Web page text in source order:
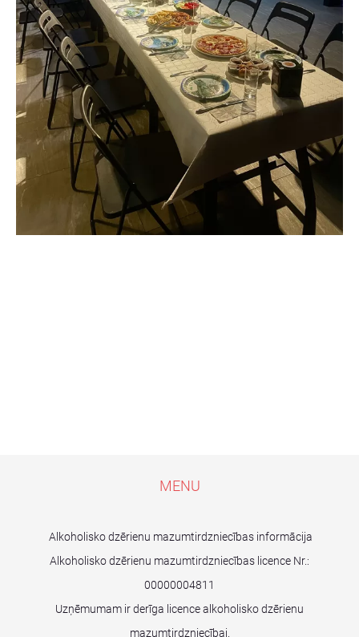
MENU
Alkoholisko dzērienu mazumtirdzniecības informācija
Alkoholisko dzērienu mazumtirdzniecības licence Nr.:
00000004811
Uzņēmumam ir derīga licence alkoholisko dzērienu
mazumtirdzniecībai.